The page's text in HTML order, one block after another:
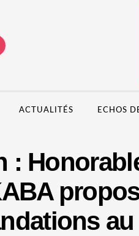
ACTUALITÉS ECHOS
:
au